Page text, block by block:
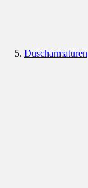
Duscharmaturen